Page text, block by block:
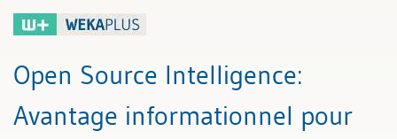
Open Source Intelligence:
Avantage informationnel pour